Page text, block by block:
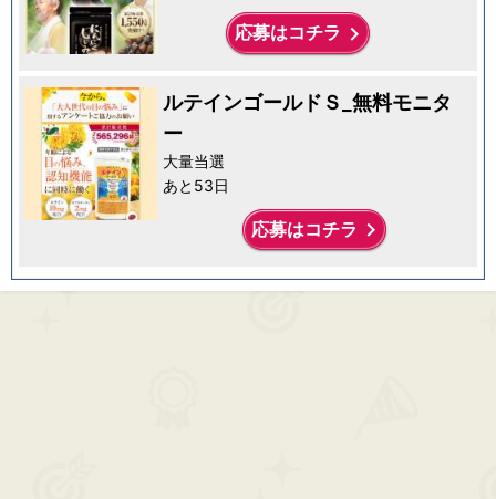
応募はコチラ keyboard_arrow_right
ルテインゴールドＳ_無料モニタ
ー
大量当選
あと53日
応募はコチラ keyboard_arrow_right